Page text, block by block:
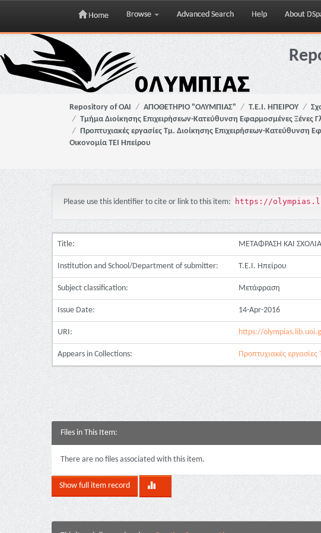
Skip
navigation
Home Browse Advanced Search Help About
Repository of OAI ΑΠΟΘΕΤΗΡΙΟ "ΟΛΥΜΠΙΑΣ" Τ.Ε.Ι. ΗΠΕΙΡΟΥ
Τμήμα Διοίκησης Επιχειρήσεων-Κατεύθυνση Εφαρμοσμένες Ξένες
Προπτυχιακές εργασίες Τμ. Διοίκησης Επιχειρήσεων-Κατεύθυνση
Οικονομία ΤΕΙ Ηπείρου
Please use this identifier to cite or link to this item: https://
Title: ΜΕΤΑΦΡΑΣΗ ΚΑΙ
Institution and School/Department of submitter: Τ.Ε.Ι. Ηπείρου
Subject classification: Μετάφραση
Issue Date: 14-Apr-2016
URI: https://
Appears in Collections: Προπτυχιακές
Files in This Item:
There are no files associated with this item.
Show full item record